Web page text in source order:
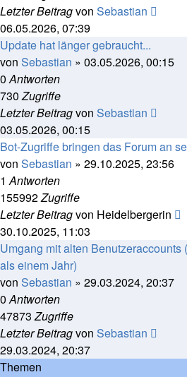
Letzter Beitragvon Sebastian
06.05.2026, 07:39
Update hat länger gebraucht...
von Sebastian » 03.05.2026, 00:15
0Antworten
730Zugriffe
Letzter Beitragvon Sebastian
03.05.2026, 00:15
Bot-Zugriffe bringen das Forum an
von Sebastian » 29.10.2025, 23:56
1Antworten
155992Zugriffe
Letzter Beitragvon Heidelbergerin
30.10.2025, 11:03
Umgang mit alten Benutzeraccounts
als einem Jahr)
von Sebastian » 29.03.2024, 20:37
0Antworten
47873Zugriffe
Letzter Beitragvon Sebastian
29.03.2024, 20:37
Themen